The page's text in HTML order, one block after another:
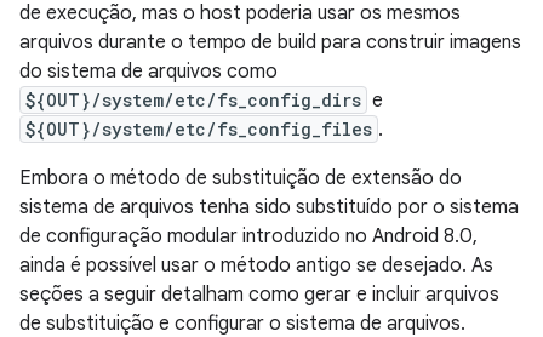
de execução, mas o host poderia usar os mesmos
arquivos durante o tempo de build para construir imagens
do sistema de arquivos como
${OUT}/system/etc/fs_config_dirs e
${OUT}/system/etc/fs_config_files .
Embora o método de substituição de extensão do
sistema de arquivos tenha sido substituído por o sistema
de configuração modular introduzido no Android 8.0,
ainda é possível usar o método antigo se desejado. As
seções a seguir detalham como gerar e incluir arquivos
de substituição e configurar o sistema de arquivos.